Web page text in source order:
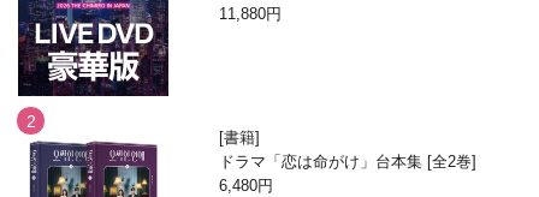
N」DVD
11,880円
書籍
ドラマ「恋は命がけ」台本集 [全2巻]
6,480円